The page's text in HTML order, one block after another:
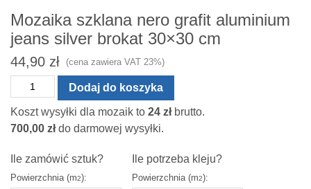
Mozaika szklana nero grafit aluminium
jeans silver brokat 30×30 cm
44,90 zł (cena zawiera VAT 23%)
ilość
Mozaika
szklana
nero
aluminium
jeans
Dodaj do koszyka
Koszt wysyłki dla mozaik to 24 złbrutto.
700,00 złdo darmowej wysyłki.
Ile zamówić sztuk?
Powierzchnia (m2):
Ile potrzeba kleju?
Powierzchnia (m2):